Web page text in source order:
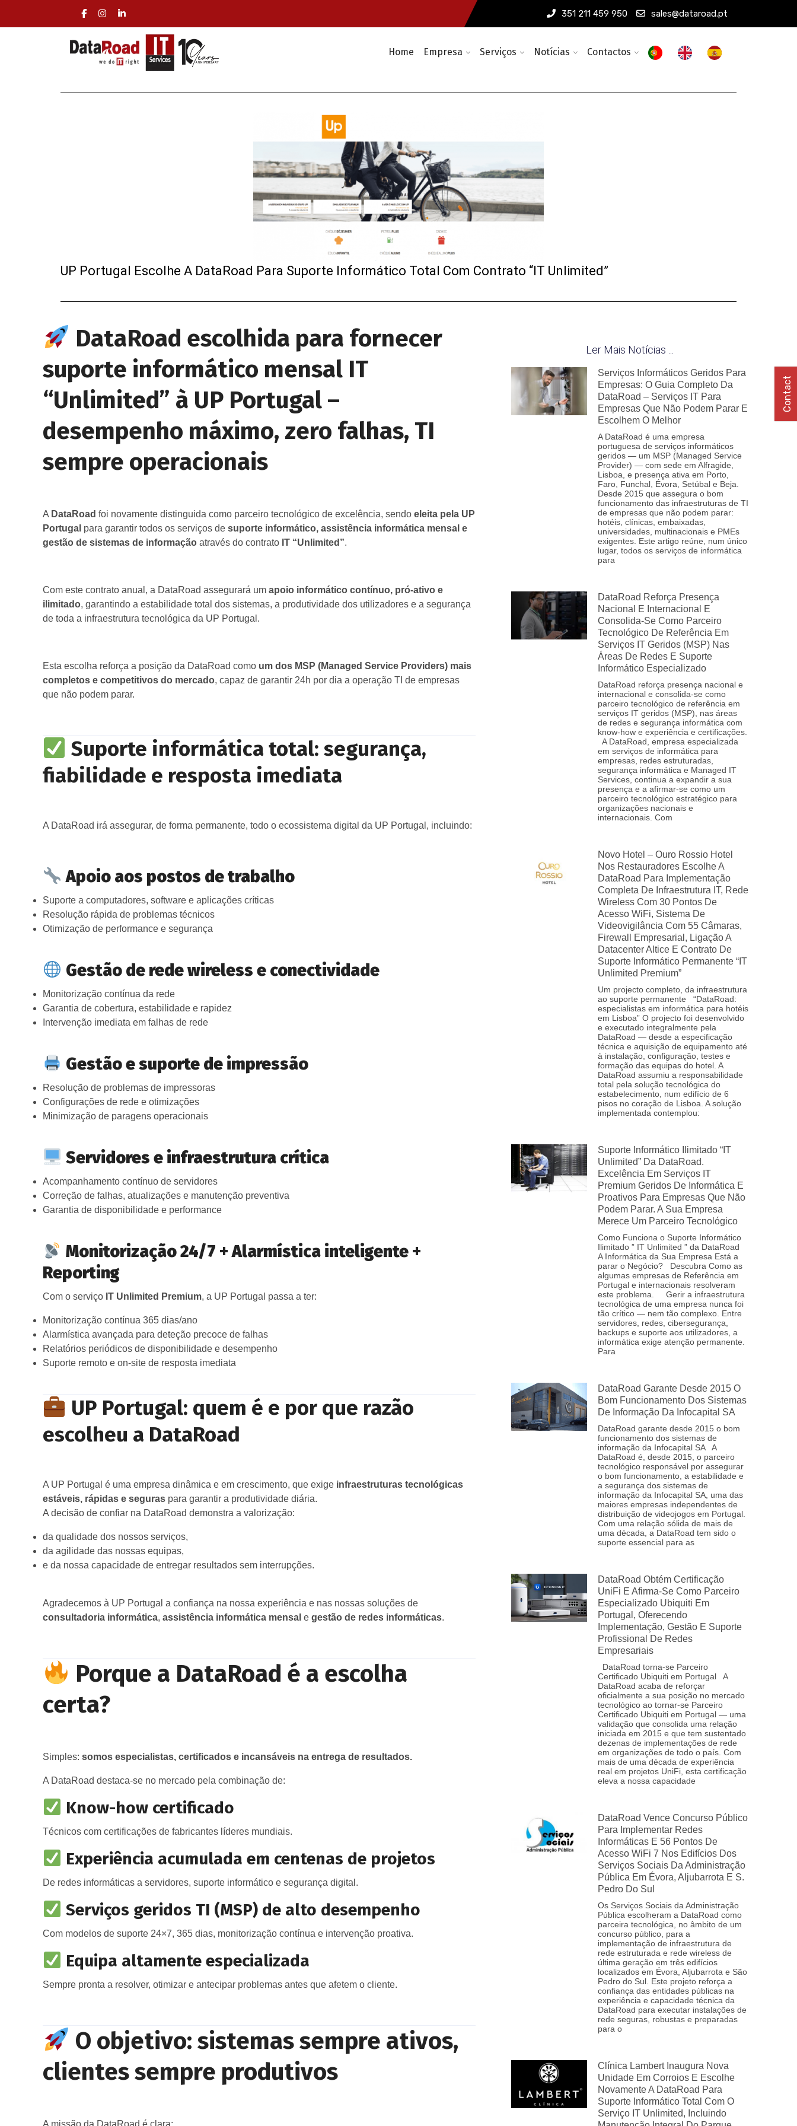
351 211 459 950 sales@dataroad.pt
Home Empresa Serviços Notícias Contactos
UP Portugal Escolhe A DataRoad Para Suporte Informático Total Com Contrato “IT Unlimited”
DataRoad escolhida para fornecer
suporte informático mensal IT
“Unlimited” à UP Portugal –
desempenho máximo, zero falhas, TI
sempre operacionais
A DataRoad foi novamente distinguida como parceiro tecnológico de excelência, sendo eleita pela UP
Portugal para garantir todos os serviços de suporte informático, assistência informática mensal e
gestão de sistemas de informação através do contrato IT “Unlimited”.
Com este contrato anual, a DataRoad assegurará um apoio informático contínuo, pró‑ativo e
ilimitado, garantindo a estabilidade total dos sistemas, a produtividade dos utilizadores e a segurança
de toda a infraestrutura tecnológica da UP Portugal.
Esta escolha reforça a posição da DataRoad como um dos MSP (Managed Service Providers) mais
completos e competitivos do mercado, capaz de garantir 24h por dia a operação TI de empresas
que não podem parar.
Suporte informática total: segurança,
fiabilidade e resposta imediata
A DataRoad irá assegurar, de forma permanente, todo o ecossistema digital da UP Portugal, incluindo:
Apoio aos postos de trabalho
Suporte a computadores, software e aplicações críticas
Resolução rápida de problemas técnicos
Otimização de performance e segurança
Gestão de rede wireless e conectividade
Monitorização contínua da rede
Garantia de cobertura, estabilidade e rapidez
Intervenção imediata em falhas de rede
Gestão e suporte de impressão
Resolução de problemas de impressoras
Configurações de rede e otimizações
Minimização de paragens operacionais
Servidores e infraestrutura crítica
Acompanhamento contínuo de servidores
Correção de falhas, atualizações e manutenção preventiva
Garantia de disponibilidade e performance
Monitorização 24/7 + Alarmística inteligente +
Reporting
Com o serviço IT Unlimited Premium, a UP Portugal passa a ter:
Monitorização contínua 365 dias/ano
Alarmística avançada para deteção precoce de falhas
Relatórios periódicos de disponibilidade e desempenho
Suporte remoto e on-site de resposta imediata
UP Portugal: quem é e por que razão
escolheu a DataRoad
A UP Portugal é uma empresa dinâmica e em crescimento, que exige infraestruturas tecnológicas
estáveis, rápidas e seguras para garantir a produtividade diária.
A decisão de confiar na DataRoad demonstra a valorização:
da qualidade dos nossos serviços,
da agilidade das nossas equipas,
e da nossa capacidade de entregar resultados sem interrupções.
Agradecemos à UP Portugal a confiança na nossa experiência e nas nossas soluções de
consultadoria informática, assistência informática mensal e gestão de redes informáticas.
Porque a DataRoad é a escolha
certa?
Simples: somos especialistas, certificados e incansáveis na entrega de resultados.
A DataRoad destaca‑se no mercado pela combinação de:
Know-how certificado
Técnicos com certificações de fabricantes líderes mundiais.
Experiência acumulada em centenas de projetos
De redes informáticas a servidores, suporte informático e segurança digital.
Serviços geridos TI (MSP) de alto desempenho
Com modelos de suporte 24×7, 365 dias, monitorização contínua e intervenção proativa.
Equipa altamente especializada
Sempre pronta a resolver, otimizar e antecipar problemas antes que afetem o cliente.
O objetivo: sistemas sempre ativos,
clientes sempre produtivos
Ler Mais Notícias ...
Serviços Informáticos Geridos Para
Empresas: O Guia Completo Da
DataRoad – Serviços IT Para
Empresas Que Não Podem Parar E
Escolhem O Melhor
A DataRoad é uma empresa
portuguesa de serviços informáticos
geridos — um MSP (Managed Service
Provider) — com sede em Alfragide,
Lisboa, e presença ativa em Porto,
Faro, Funchal, Évora, Setúbal e Beja.
Desde 2015 que assegura o bom
funcionamento das infraestruturas de TI
de empresas que não podem parar:
hotéis, clínicas, embaixadas,
universidades, multinacionais e PMEs
exigentes. Este artigo reúne, num único
lugar, todos os serviços de informática
para
DataRoad Reforça Presença
Nacional E Internacional E
Consolida‑se Como Parceiro
Tecnológico De Referência Em
Serviços IT Geridos (MSP) Nas
Áreas De Redes E Suporte
Informático Especializado
DataRoad reforça presença nacional e
internacional e consolida‑se como
parceiro tecnológico de referência em
serviços IT geridos (MSP), nas áreas
de redes e segurança informática com
know-how e experiência e certificações.
A DataRoad, empresa especializada
em serviços de informática para
empresas, redes estruturadas,
segurança informática e Managed IT
Services, continua a expandir a sua
presença e a afirmar‑se como um
parceiro tecnológico estratégico para
organizações nacionais e
internacionais. Com
Novo Hotel – Ouro Rossio Hotel
Nos Restauradores Escolhe A
DataRoad Para Implementação
Completa De Infraestrutura IT, Rede
Wireless Com 30 Pontos De
Acesso WiFi, Sistema De
Videovigilância Com 55 Câmaras,
Firewall Empresarial, Ligação A
Datacenter Altice E Contrato De
Suporte Informático Permanente “IT
Unlimited Premium”
Um projecto completo, da infraestrutura
ao suporte permanente “DataRoad:
especialistas em informática para hotéis
em Lisboa” O projecto foi desenvolvido
e executado integralmente pela
DataRoad — desde a especificação
técnica e aquisição de equipamento até
à instalação, configuração, testes e
formação das equipas do hotel. A
DataRoad assumiu a responsabilidade
total pela solução tecnológica do
estabelecimento, num edifício de 6
pisos no coração de Lisboa. A solução
implementada contemplou:
Suporte Informático Ilimitado “IT
Unlimited” Da DataRoad.
Excelência Em Serviços IT
Premium Geridos De Informática E
Proativos Para Empresas Que Não
Podem Parar. A Sua Empresa
Merece Um Parceiro Tecnológico
Como Funciona o Suporte Informático
Ilimitado ” IT Unlimited ” da DataRoad
A Informática da Sua Empresa Está a
parar o Negócio? Descubra Como as
algumas empresas de Referência em
Portugal e internacionais resolveram
este problema. Gerir a infraestrutura
tecnológica de uma empresa nunca foi
tão crítico — nem tão complexo. Entre
servidores, redes, cibersegurança,
backups e suporte aos utilizadores, a
informática exige atenção permanente.
Para
DataRoad Garante Desde 2015 O
Bom Funcionamento Dos Sistemas
De Informação Da Infocapital SA
DataRoad garante desde 2015 o bom
funcionamento dos sistemas de
informação da Infocapital SA A
DataRoad é, desde 2015, o parceiro
tecnológico responsável por assegurar
o bom funcionamento, a estabilidade e
a segurança dos sistemas de
informação da Infocapital SA, uma das
maiores empresas independentes de
distribuição de videojogos em Portugal.
Com uma relação sólida de mais de
uma década, a DataRoad tem sido o
suporte essencial para as
DataRoad Obtém Certificação
UniFi E Afirma-Se Como Parceiro
Especializado Ubiquiti Em
Portugal, Oferecendo
Implementação, Gestão E Suporte
Profissional De Redes
Empresariais
DataRoad torna‑se Parceiro
Certificado Ubiquiti em Portugal A
DataRoad acaba de reforçar
oficialmente a sua posição no mercado
tecnológico ao tornar‑se Parceiro
Certificado Ubiquiti em Portugal — uma
validação que consolida uma relação
iniciada em 2015 e que tem sustentado
dezenas de implementações de rede
em organizações de todo o país. Com
mais de uma década de experiência
real em projetos UniFi, esta certificação
eleva a nossa capacidade
DataRoad Vence Concurso Público
Para Implementar Redes
Informáticas E 56 Pontos De
Acesso WiFi 7 Nos Edifícios Dos
Serviços Sociais Da Administração
Pública Em Évora, Aljubarrota E S.
Pedro Do Sul
Os Serviços Sociais da Administração
Pública escolheram a DataRoad como
parceira tecnológica, no âmbito de um
concurso público, para a
implementação de infraestrutura de
rede estruturada e rede wireless de
última geração em três edifícios
localizados em Évora, Aljubarrota e São
Pedro do Sul. Este projeto reforça a
confiança das entidades públicas na
experiência e capacidade técnica da
DataRoad para executar instalações de
rede seguras, robustas e preparadas
para o
Clínica Lambert Inaugura Nova
Unidade Em Corroios E Escolhe
Novamente A DataRoad Para
Suporte Informático Total Com O
Serviço IT Unlimited, Incluindo
Contact